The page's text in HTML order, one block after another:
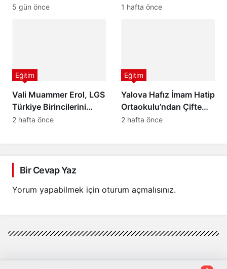
5 gün önce
Ali Saruhan İlkokulu ve
1 hafta önce
Vali Muammer Erol, LGS
Türkiye Birincilerini
Makamında Ağırladı
Eğitim
2 hafta önce
Yalova Hafız İmam Hatip
Ortaokulu’ndan Çifte
Türkiye Birinciliği! YKS
Eğitim
2 hafta önce
Bir Cevap Yaz
Yorum yapabilmek için oturum açmalısınız.